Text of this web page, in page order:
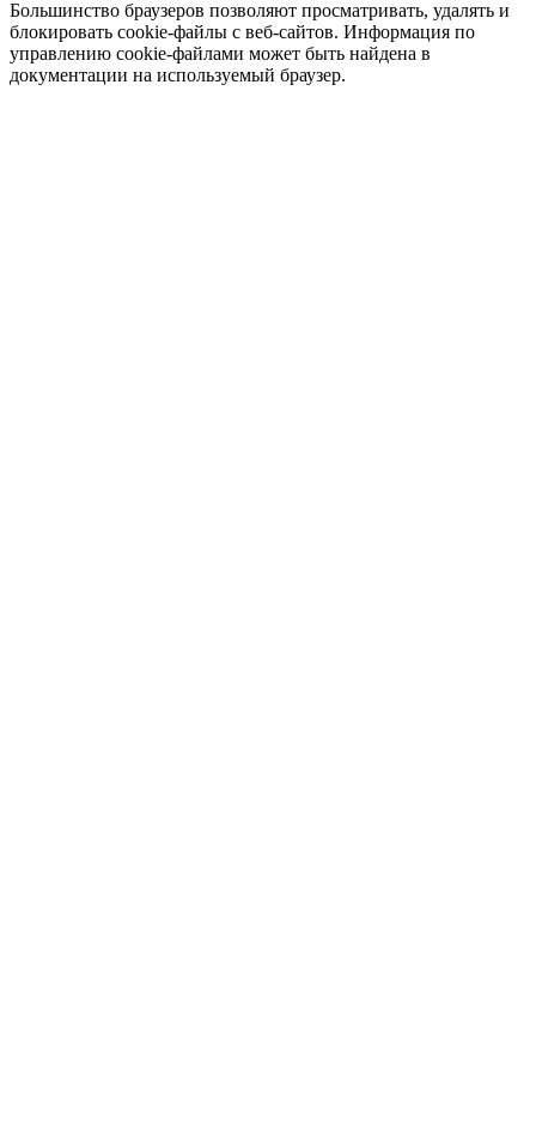
Большинство браузеров позволяют просматривать, удалять и
блокировать cookie-файлы c веб-сайтов. Информация по
управлению cookie-файлами может быть найдена в
документации на используемый браузер.